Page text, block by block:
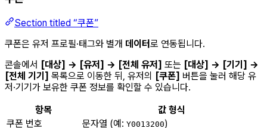
Section titled “쿠폰”
쿠폰은 유저 프로필·태그와 별개 데이터로 연동됩니다.
콘솔에서 [대상] → [유저] → [전체 유저] 또는 [대상] → [기기] →
[전체 기기] 목록으로 이동한 뒤, 유저의 [쿠폰] 버튼을 눌러 해당 유
저·기기가 보유한 쿠폰 정보를 확인할 수 있습니다.
항목
값 형식
쿠폰 번호
문자열 (예: Y0013200)